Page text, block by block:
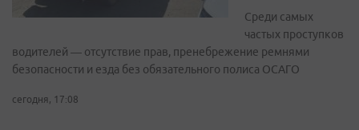
Среди самых
частых проступков
водителей — отсутствие прав, пренебрежение ремнями
безопасности и езда без обязательного полиса ОСАГО
сегодня, 17:08